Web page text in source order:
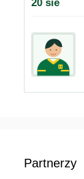
20 sie
Partnerzy